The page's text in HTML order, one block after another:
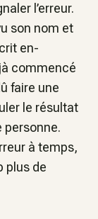
l’erreur.
son nom et
en-
commencé
faire une
le résultat
personne.
à temps,
plus de